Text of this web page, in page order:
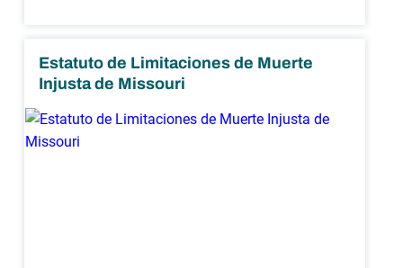
Estatuto de Limitaciones de Muerte
Injusta de Missouri